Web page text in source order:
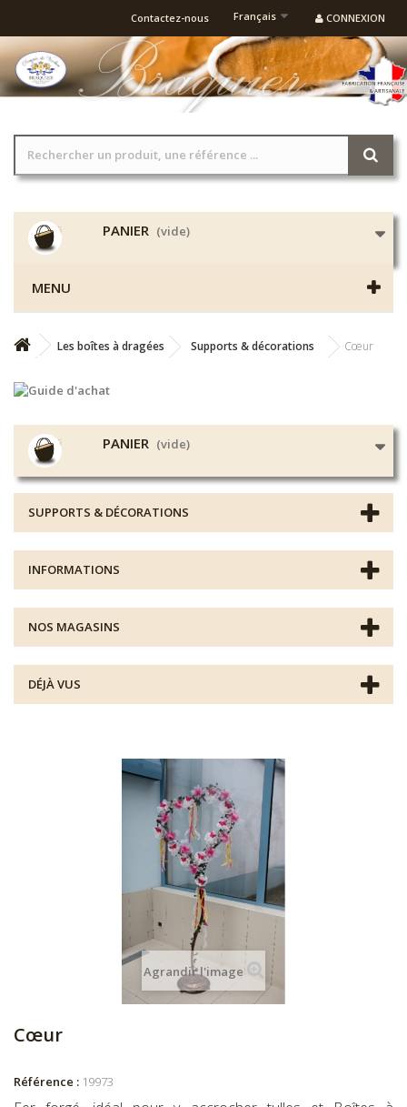
CONNEXION
Français
Contactez-nous
PANIER (vide)
MENU
Les boîtes à dragées Supports & décorations Cœur
PANIER (vide)
SUPPORTS & DÉCORATIONS
INFORMATIONS
NOS MAGASINS
DÉJÀ VUS
Agrandir l'image
Cœur
Référence : 19973